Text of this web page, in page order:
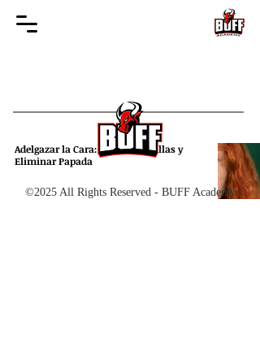
Adelgazar la Cara: Reducir Mejillas y
Eliminar Papada
©2025 All Rights Reserved - BUFF Academy